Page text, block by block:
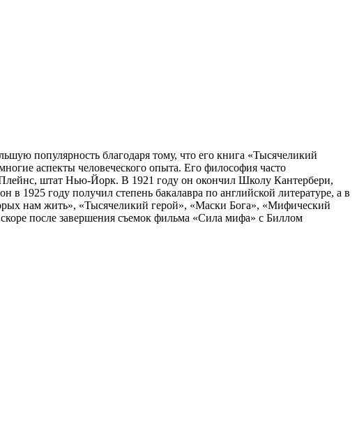
популярность благодаря тому, что его книга «Тысячеликий
аспекты человеческого опыта. Его философия часто
штат Нью-Йорк. В 1921 году он окончил Школу Кантербери,
1925 году получил степень бакалавра по английской литературе, а в
нам жить», «Тысячеликий герой», «Маски Бога», «Мифический
после завершения съемок фильма «Сила мифа» с Биллом